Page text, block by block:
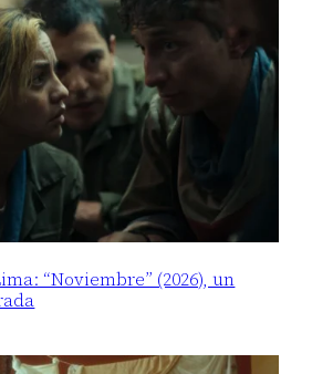
“Noviembre” (2026), un